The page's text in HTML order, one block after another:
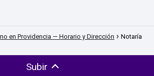
en Providencia — Horario y Dirección
Notaría
Subir